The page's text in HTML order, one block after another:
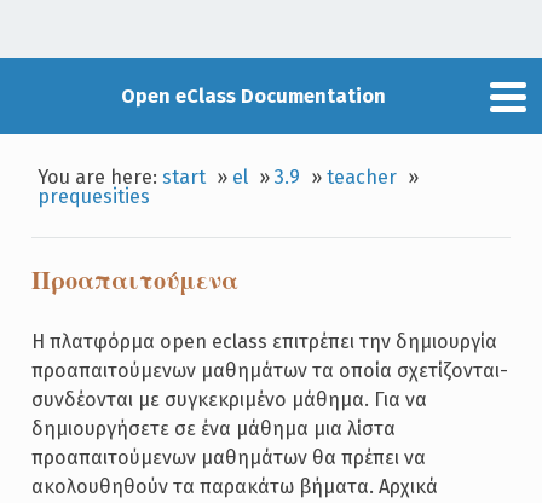
Open eClass Documentation
You are here:start » el »3.9 »teacher »
prequesities
Προαπαιτούμενα
Η πλατφόρμα open eclass επιτρέπει την δημιουργία
προαπαιτούμενων μαθημάτων τα οποία σχετίζονται-
συνδέονται με συγκεκριμένο μάθημα. Για να
δημιουργήσετε σε ένα μάθημα μια λίστα
προαπαιτούμενων μαθημάτων θα πρέπει να
ακολουθηθούν τα παρακάτω βήματα. Αρχικά